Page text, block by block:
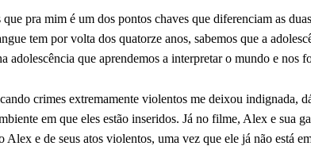
pra mim é um dos pontos chaves que diferenciam as
tem por volta dos quatorze anos, sabemos que a
adolescência que aprendemos a interpretar o mundo e nos
crimes extremamente violentos me deixou indignada,
em que eles estão inseridos. Já no filme, Alex e sua
e de seus atos violentos, uma vez que ele já não está